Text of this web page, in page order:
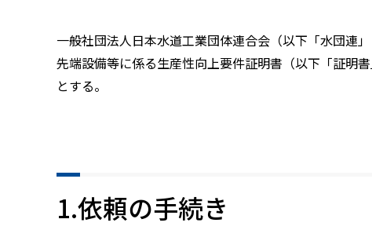
一般社団法人日本水道工業団体連合会（以下「水団連
先端設備等に係る生産性向上要件証明書（以下「証明
とする。
1.依頼の手続き